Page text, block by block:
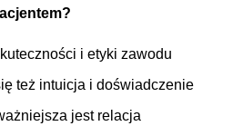
i etyki zawodu
też intuicja i doświadczenie
jest relacja